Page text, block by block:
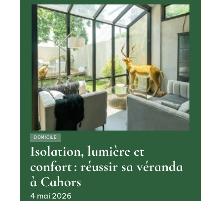
DOMICILE
Isolation, lumière et
confort : réussir sa véranda
à Cahors
4 mai 2026